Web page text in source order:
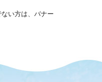
い方は、バナー